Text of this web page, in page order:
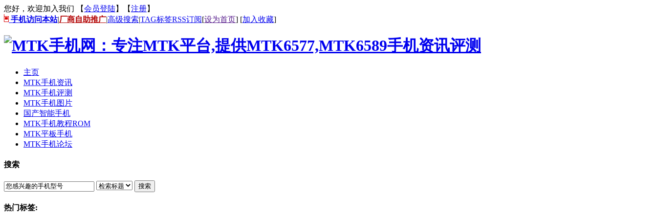
您好，欢迎加入我们 【会员登陆】【注册】
手机访问本站|厂商自助推广|高级搜索|TAG标签RSS订阅[设为首页] [加入收藏]
主页
MTK手机资讯
MTK手机评测
MTK手机图片
国产智能手机
MTK手机教程ROM
MTK平板手机
MTK手机论坛
搜索
搜索
热门标签: